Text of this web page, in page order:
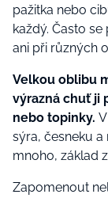
pažitka nebo
každý. Často se
ani při různých
Velkou oblibu
výrazná chuť ji
nebo topinky.
sýra, česneku
mnoho, základ
Zapomenout